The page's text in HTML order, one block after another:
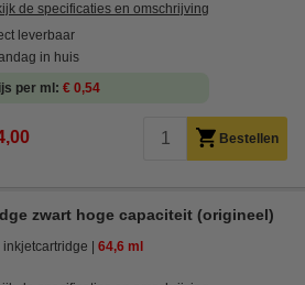
de specificaties en omschrijving
leverbaar
in huis
per ml
€ 0,54
Bestellen
zwart hoge capaciteit (origineel)
inkjetcartridge 64,6 ml